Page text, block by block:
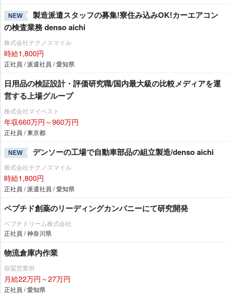
NEW
製造派遣スタッフの募集!寮住み込みOK!カーエアコン
の検査業務 denso aichi
株式会社テクノスマイル
時給1,800円
正社員 / 派遣社員 / 愛知県
日用品の検証設計・評価研究職/国内最大級の比較メディアを運
営する上場グループ
株式会社マイベスト
年収660万円～960万円
正社員 / 東京都
NEW デンソーの工場で自動車部品の組立製造/denso aichi
株式会社テクノスマイル
時給1,800円
正社員 / 派遣社員 / 愛知県
ペプチド創薬のリーディングカンパニーにて研究開発
ペプチドリーム株式会社
正社員 / 神奈川県
物流倉庫内作業
弥冨営業所
月給22万円～27万円
正社員 / 愛知県